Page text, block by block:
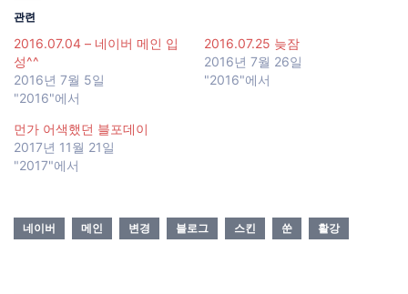
관련
2016.07.04 – 네이버 메인 입
성^^
2016년 7월 5일
"2016"에서
2016.07.25 늦잠
2016년 7월 26일
"2016"에서
먼가 어색했던 블포데이
2017년 11월 21일
"2017"에서
네이버 메인 변경 블로그 스킨 쑨 활강